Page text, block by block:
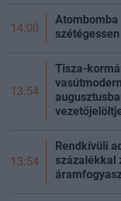
14:00
Atombomba
13:54
Tisza-
13:54
Rendkívüli
százalékkal